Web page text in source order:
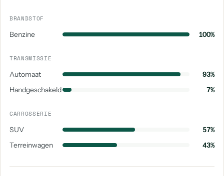
aantal: 1
BRANDSTOF
Benzine 100%
TRANSMISSIE
Automaat
93%
Handgeschakeld
7%
CARROSSERIE
SUV
57%
Terreinwagen
43%